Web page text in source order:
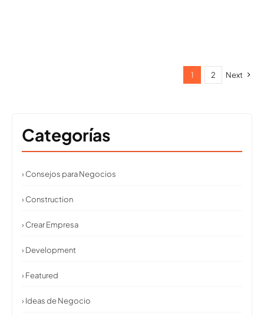
1 2 Next
Categorías
› Consejos para Negocios
› Construction
› Crear Empresa
› Development
› Featured
› Ideas de Negocio